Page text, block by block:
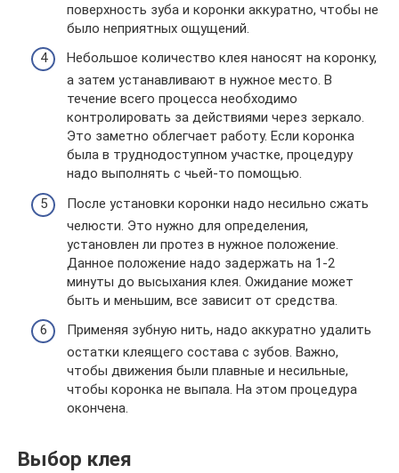
поверхность зуба и коронки аккуратно, чтобы не
было неприятных ощущений.
Небольшое количество клея наносят на коронку,
а затем устанавливают в нужное место. В
течение всего процесса необходимо
контролировать за действиями через зеркало.
Это заметно облегчает работу. Если коронка
была в труднодоступном участке, процедуру
надо выполнять с чьей-то помощью.
После установки коронки надо несильно сжать
челюсти. Это нужно для определения,
установлен ли протез в нужное положение.
Данное положение надо задержать на 1-2
минуты до высыхания клея. Ожидание может
быть и меньшим, все зависит от средства.
Применяя зубную нить, надо аккуратно удалить
остатки клеящего состава с зубов. Важно,
чтобы движения были плавные и несильные,
чтобы коронка не выпала. На этом процедура
окончена.
Выбор клея